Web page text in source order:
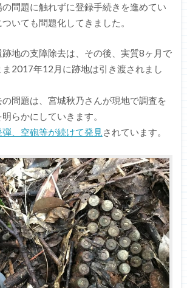
問題に触れずに登録手続きを進めてい
ついても問題化してきました。
地の支障除去は、その後、実質8ヶ月で
2017年12月に跡地は引き渡されまし
の問題は、宮城秋乃さんが現地で調査を
らかにしていきます。
、空砲等が続けて発見されています。